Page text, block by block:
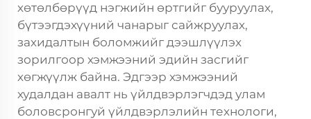
хөтөлбөрүүд нэгжийн өртгийг бууруулах,
бүтээгдэхүүний чанарыг сайжруулах,
захидалтын боломжийг дээшлүүлэх
зорилгоор хэмжээний эдийн засгийг
хөгжүүлж байна. Эдгээр хэмжээний
худалдан авалт нь үйлдвэрлэгчдэд улам
боловсронгуй үйлдвэрлэлийн технологи,